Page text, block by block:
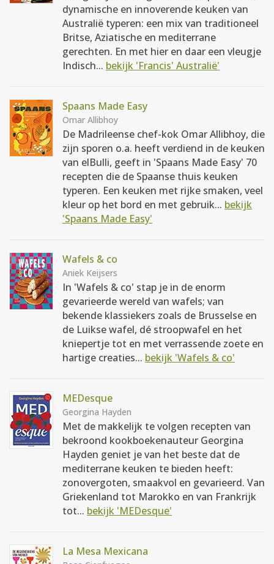
dynamische en innoverende keuken van
Australië typeren: een mix van traditioneel
Britse, Aziatische en mediterrane
gerechten. En met hier en daar een vleugje
Indisch... bekijk 'Francis' Australië'
Spaans Made Easy
Omar Allibhoy
De Madrileense chef-kok Omar Allibhoy, die
zijn sporen o.a. heeft verdiend in de keuken
van elBulli, geeft in 'Spaans Made Easy' 70
recepten die de Spaanse thuis keuken
typeren. Een keuken met rijke smaken, veel
kleur op het bord en met gebruik... bekijk
'Spaans Made Easy'
Wafels & co
Aniek Keijsers
In 'Wafels & co' stap je in de enorm
gevarieerde wereld van wafels; van
bekende klassiekers zoals de Brusselse en
de Luikse wafel, dé stroopwafel en het
kniepertje tot en met verrassende zoete en
hartige creaties... bekijk 'Wafels & co'
MEDesque
Georgina Hayden
Met de makkelijk te volgen recepten van
bekroond kookboekenauteur Georgina
Hayden geniet je van het beste dat de
mediterrane keuken te bieden heeft:
zonovergoten, smaakvol en gevarieerd. Van
Griekenland tot Marokko en van Frankrijk
tot... bekijk 'MEDesque'
La Mesa Mexicana